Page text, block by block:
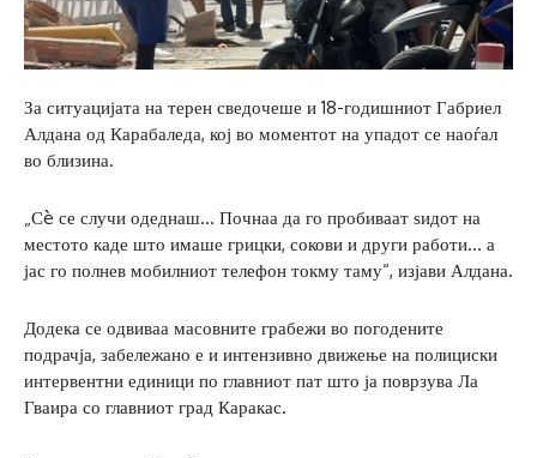
За ситуацијата на терен сведочеше и 18-годишниот Габриел
Алдана од Карабаледа, кој во моментот на упадот се наоѓал
во близина.
„Сè се случи одеднаш… Почнаа да го пробиваат ѕидот на
местото каде што имаше грицки, сокови и други работи… а
јас го полнев мобилниот телефон токму таму“, изјави Алдана.
Додека се одвиваа масовните грабежи во погодените
подрачја, забележано е и интензивно движење на полициски
интервентни единици по главниот пат што ја поврзува Ла
Гваира со главниот град Каракас.